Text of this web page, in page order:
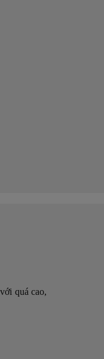
quá cao,